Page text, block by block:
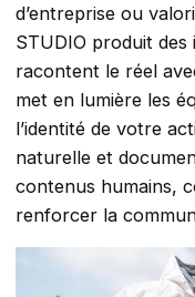
d’entreprise ou
STUDIO produit
racontent le réel
met en lumière les
l’identité de votre
naturelle et
contenus humains,
renforcer la